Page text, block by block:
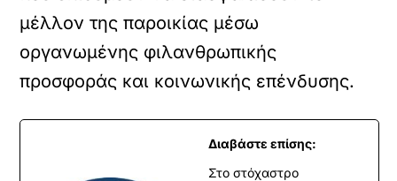
μέλλον της παροικίας μέσω
οργανωμένης φιλανθρωπικής
προσφοράς και κοινωνικής επένδυσης.
Διαβάστε επίσης:
Στο στόχαστρο